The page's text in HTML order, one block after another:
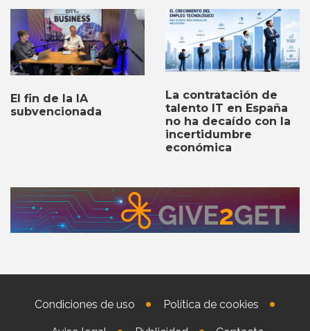
El fin de la IA
subvencionada
La contratación de
talento IT en España
no ha decaído con la
incertidumbre
económica
Condiciones de uso Política de cookies